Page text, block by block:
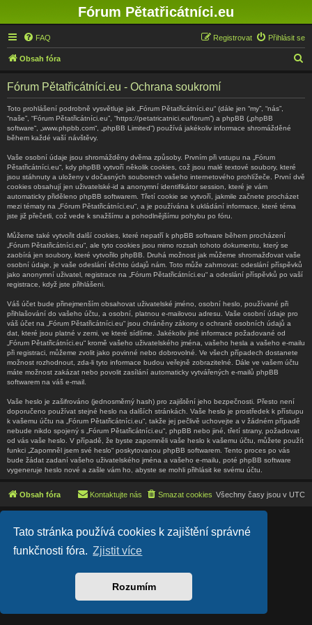
Tato stránka používá cookies k zajištění správné
funkčnosti fóra. Zjistit více
Rozumím
Fórum Pětatřicátníci.eu
FAQ Přihlásit se
Registrovat
Obsah fóra
Fórum Pětatřicátníci.eu - Ochrana soukromí
Toto prohlášení podrobně vysvětluje jak „Fórum Pětatřicátníci.eu“ (dále jen “my”, “nás”,
“naše”, “Fórum Pětatřicátníci.eu”, “https://petatricatnici.eu/forum”) a phpBB („phpBB
software“, „www.phpbb.com“, „phpBB Limited“) používá jakékoliv informace shromážděné
během každé vaší návštěvy.
Vaše osobní údaje jsou shromážděny dvěma způsoby. Prvním při vstupu na „Fórum
Pětatřicátníci.eu“, kdy phpBB vytvoří několik cookies, což jsou malé textové soubory, které
jsou stáhnuty a uloženy v dočasných souborech vašeho internetového prohlížeče. První dvě
cookies obsahují jen uživatelské-id a anonymní identifikátor session, které je vám
automaticky přiděleno phpBB softwarem. Třetí cookie se vytvoří, jakmile začnete procházet
mezi tématy na „Fórum Pětatřicátníci.eu“, a je používána k ukládání informace, které téma
jste již přečetli, což vede k snažšímu a pohodlnějšímu pohybu po fóru.
Můžeme také vytvořit další cookies, které nepatří k phpBB software během procházení
„Fórum Pětatřicátníci.eu“, ale tyto cookies jsou mimo rozsah tohoto dokumentu, který se
zaobírá jen soubory, které vytvořilo phpBB. Druhá možnost jak můžeme shromažďovat vaše
osobní údaje, je vaše odeslání těchto údajů nám. Toto může zahrnovat: odeslání příspěvků
jako anonymní uživatel, registrace na „Fórum Pětatřicátníci.eu“ a odeslání příspěvků po vaší
registrace, když jste přihlášeni.
Váš účet bude přinejmenším obsahovat uživatelské jméno, osobní heslo, používané při
přihlašování do vašeho účtu, a osobní, platnou e-mailovou adresu. Vaše osobní údaje pro
váš účet na „Fórum Pětatřicátníci.eu“ jsou chráněny zákony o ochraně osobních údajů a
dat, které jsou platné v zemi, ve které sídlíme. Jakékoliv jiné informace požadované od
„Fórum Pětatřicátníci.eu“ kromě vašeho uživatelského jména, vašeho hesla a vašeho e-mailu
při registraci, můžeme zvolit jako povinné nebo dobrovolné. Ve všech případech dostanete
možnost rozhodnout, zda-li tyto informace budou veřejně zobrazitelné. Dále ve vašem účtu
máte možnost zakázat nebo povolit zasílání automaticky vytvářených e-mailů phpBB
softwarem na váš e-mail.
Vaše heslo je zašifrováno (jednosměrný hash) pro zajištění jeho bezpečnosti. Přesto není
doporučeno používat stejné heslo na dalších stránkách. Vaše heslo je prostředek k přístupu
k vašemu účtu na „Fórum Pětatřicátníci.eu“, takže jej pečlivě uchovejte a v žádném případě
nebude nikdo spojený s „Fórum Pětatřicátníci.eu“, phpBB nebo jiné, třetí strany, požadovat
od vás vaše heslo. V případě, že byste zapomněli vaše heslo k vašemu účtu, můžete použít
funkci „Zapomněl jsem své heslo“ poskytovanou phpBB softwarem. Tento proces po vás
bude žádat zadaní vašeho uživatelského jména a vašeho e-mailu, poté phpBB software
vygeneruje heslo nové a zašle vám ho, abyste se mohli přihlásit ke svému účtu.
Obsah fóra Všechny časy jsou v UTC
Smazat cookies
Kontaktujte nás
Co-Author: MannixMD
Český překlad –